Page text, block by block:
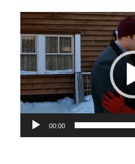
Videotoistin
00:00